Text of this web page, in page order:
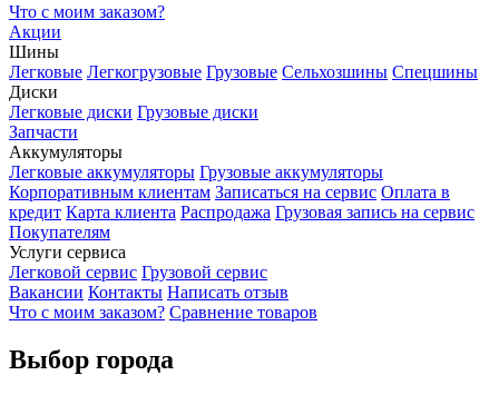
Что с моим заказом?
Акции
Шины
Легковые Легкогрузовые Грузовые Сельхозшины Спецшины
Диски
Легковые диски Грузовые диски
Запчасти
Аккумуляторы
Легковые аккумуляторы Грузовые аккумуляторы
Корпоративным клиентам Записаться на сервис Оплата в
кредит Карта клиента Распродажа Грузовая запись на сервис
Покупателям
Услуги сервиса
Легковой сервис Грузовой сервис
Вакансии Контакты Написать отзыв
Что с моим заказом? Сравнение товаров
Выбор города